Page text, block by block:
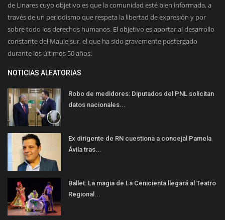
de Linares cuyo objetivo es que la comunidad esté bien informada, a
través de un periodismo que respeta la libertad de expresión y por
sobre todo los derechos humanos. El objetivo es aportar al desarrollo
constante del Maule sur, el que ha sido gravemente postergado
durante los últimos 50 años.
NOTICIAS ALEATORIAS
Robo de medidores: Diputados del PNL solicitan
datos nacionales...
Ex dirigente de RN cuestiona a concejal Pamela
Ávila tras...
Ballet: La magia de La Cenicienta llegará al Teatro
Regional...